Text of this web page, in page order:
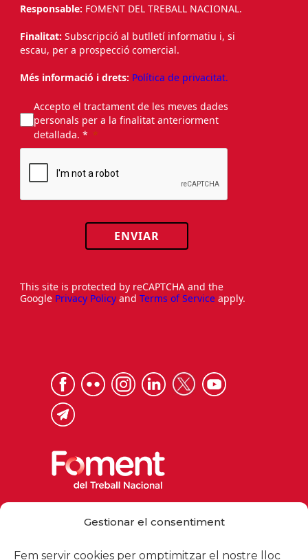
Gestionar el consentiment
Fem servir cookies per omptimitzar el nostre lloc
Responsable: FOMENT DEL TREBALL NACIONAL.
Finalitat: Subscripció al butlletí informatiu i, si
escau, per a prospecció comercial.
Més informació i drets: Política de privacitat.
Accepto el tractament de les meves dades
personals per a la finalitat anteriorment
detallada. *
ENVIAR
This site is protected by reCAPTCHA and the
Google Privacy Policy and Terms of Service apply.
foment@foment.com